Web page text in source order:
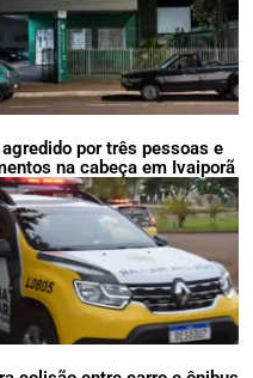
por três pessoas e
na cabeça em Ivaiporã